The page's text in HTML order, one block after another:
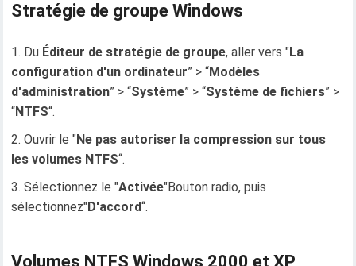
Stratégie de groupe Windows
Du Éditeur de stratégie de groupe, aller vers "La
configuration d'un ordinateur” > “Modèles
d'administration” > “Système” > “Système de fichiers” >
“NTFS“.
Ouvrir le "Ne pas autoriser la compression sur tous
les volumes NTFS“.
Sélectionnez le "Activée"Bouton radio, puis
sélectionnez"D'accord“.
Volumes NTFS Windows 2000 et XP